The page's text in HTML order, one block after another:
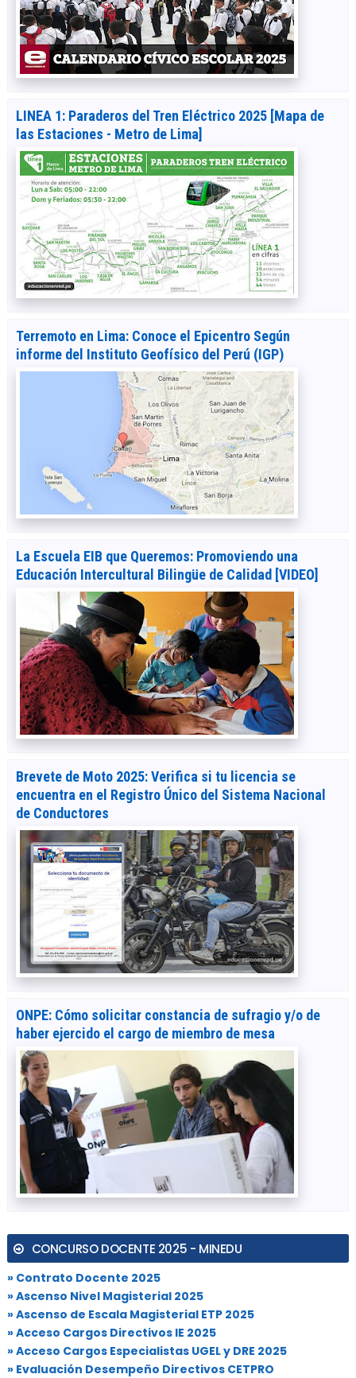
LINEA 1: Paraderos del Tren Eléctrico 2025 [Mapa de
las Estaciones - Metro de Lima]
Terremoto en Lima: Conoce el Epicentro Según
informe del Instituto Geofísico del Perú (IGP)
La Escuela EIB que Queremos: Promoviendo una
Educación Intercultural Bilingüe de Calidad [VIDEO]
Brevete de Moto 2025: Verifica si tu licencia se
encuentra en el Registro Único del Sistema Nacional
de Conductores
ONPE: Cómo solicitar constancia de sufragio y/o de
haber ejercido el cargo de miembro de mesa
CONCURSO DOCENTE 2025 - MINEDU
» Contrato Docente 2025
» Ascenso Nivel Magisterial 2025
» Ascenso de Escala Magisterial ETP 2025
» Acceso Cargos Directivos IE 2025
» Acceso Cargos Especialistas UGEL y DRE 2025
» Evaluación Desempeño Directivos CETPRO